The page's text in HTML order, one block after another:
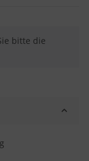
bitte die